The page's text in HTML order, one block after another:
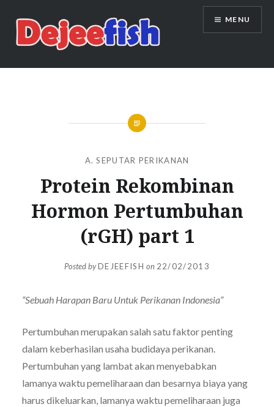
content
DEJEEFISH | PRODUSEN BENIH
MENU
A. SEPUTAR PERIKANAN
Protein Rekombinan
Hormon Pertumbuhan
(rGH) part 1
Posted byDEJEEFISH on 22/02/2013
“Sebuah Harapan Baru Untuk Perikanan Indonesia”
Pertumbuhan merupakan salah satu faktor penting
dalam keberhasilan usaha budidaya perikanan.
Pertumbuhan yang lambat akan menyebabkan
lamanya waktu pemeliharaan dan besarnya biaya yang
harus dikeluarkan, lamanya waktu pemeliharaan juga